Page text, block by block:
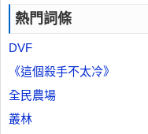
熱門詞條
DVF
《這個殺手不太冷》
全民農場
叢林